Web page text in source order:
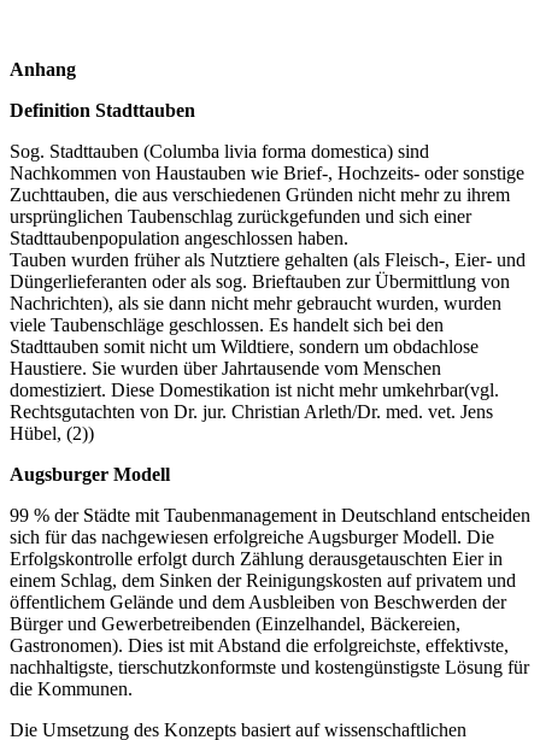
Anhang
Definition Stadttauben
Sog. Stadttauben (Columba livia forma domestica) sind
Nachkommen von Haustauben wie Brief-, Hochzeits- oder sonstige
Zuchttauben, die aus verschiedenen Gründen nicht mehr zu ihrem
ursprünglichen Taubenschlag zurückgefunden und sich einer
Stadttaubenpopulation angeschlossen haben.
Tauben wurden früher als Nutztiere gehalten (als Fleisch-, Eier- und
Düngerlieferanten oder als sog. Brieftauben zur Übermittlung von
Nachrichten), als sie dann nicht mehr gebraucht wurden, wurden
viele Taubenschläge geschlossen. Es handelt sich bei den
Stadttauben somit nicht um Wildtiere, sondern um obdachlose
Haustiere. Sie wurden über Jahrtausende vom Menschen
domestiziert. Diese Domestikation ist nicht mehr umkehrbar(vgl.
Rechtsgutachten von Dr. jur. Christian Arleth/Dr. med. vet. Jens
Hübel, (2))
Augsburger Modell
99 % der Städte mit Taubenmanagement in Deutschland entscheiden
sich für das nachgewiesen erfolgreiche Augsburger Modell. Die
Erfolgskontrolle erfolgt durch Zählung derausgetauschten Eier in
einem Schlag, dem Sinken der Reinigungskosten auf privatem und
öffentlichem Gelände und dem Ausbleiben von Beschwerden der
Bürger und Gewerbetreibenden (Einzelhandel, Bäckereien,
Gastronomen). Dies ist mit Abstand die erfolgreichste, effektivste,
nachhaltigste, tierschutzkonformste und kostengünstigste Lösung für
die Kommunen.
Die Umsetzung des Konzepts basiert auf wissenschaftlichen